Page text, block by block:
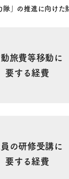
」の推進に向けた
旅費等移動に
要する経費
の研修受講に
要する経費